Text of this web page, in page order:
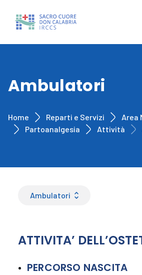
Ambulatori
Home Reparti e Servizi
Area
Partoanalgesia
Attività
Ambulatori
Ambulatori
ATTIVITA’
PERCORSO NASCITA